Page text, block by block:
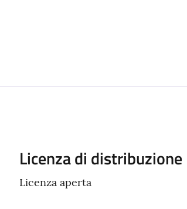
Descrizione
Licenza di distribuzione
Licenza aperta